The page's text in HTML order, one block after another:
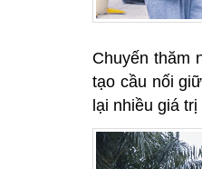
Chuyến thăm
tạo cầu nối
lại nhiều giá